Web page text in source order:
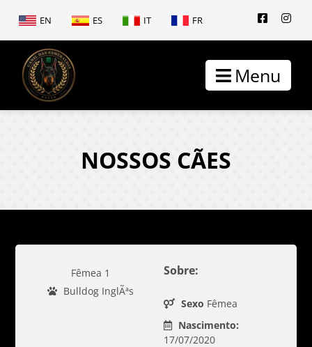
EN ES IT FR
Menu
NOSSOS CÃES
Fêmea 1
Bulldog InglÃªs
Sobre:
Sexo Fêmea
Nascimento:
17/07/2020